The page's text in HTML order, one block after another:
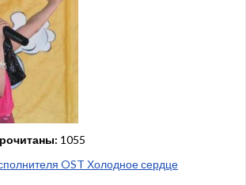
1055
OST Холодное сердце